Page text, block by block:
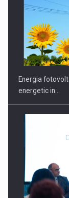
Energia
energetic in…